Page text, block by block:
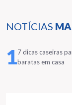
NOTÍCIAS
17 dicas caseiras
baratas em casa